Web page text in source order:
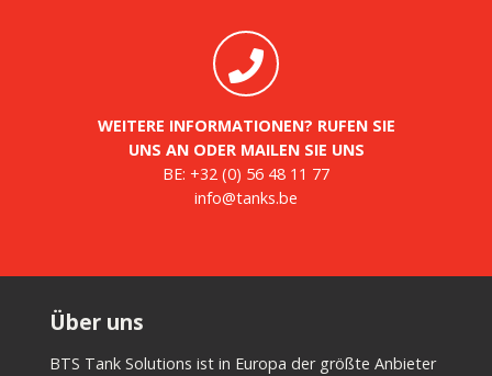
WEITERE INFORMATIONEN? RUFEN SIE
UNS AN ODER MAILEN SIE UNS
BE: +32 (0) 56 48 11 77
info@tanks.be
Über uns
BTS Tank Solutions ist in Europa der größte Anbieter